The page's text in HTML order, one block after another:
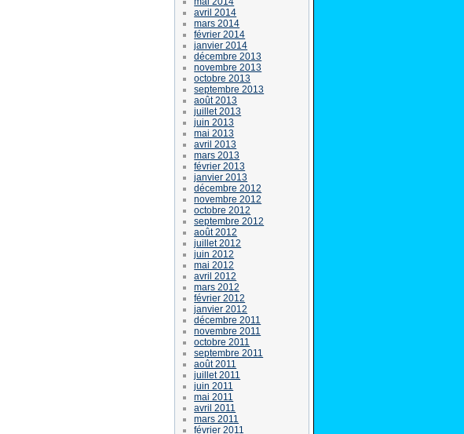
avril 2014
mars 2014
février 2014
janvier 2014
décembre 2013
novembre 2013
octobre 2013
septembre 2013
août 2013
juillet 2013
juin 2013
mai 2013
avril 2013
mars 2013
février 2013
janvier 2013
décembre 2012
novembre 2012
octobre 2012
septembre 2012
août 2012
juillet 2012
juin 2012
mai 2012
avril 2012
mars 2012
février 2012
janvier 2012
décembre 2011
novembre 2011
octobre 2011
septembre 2011
août 2011
juillet 2011
juin 2011
mai 2011
avril 2011
mars 2011
février 2011